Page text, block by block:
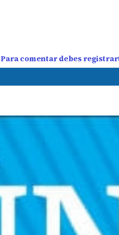
Para comentar debes